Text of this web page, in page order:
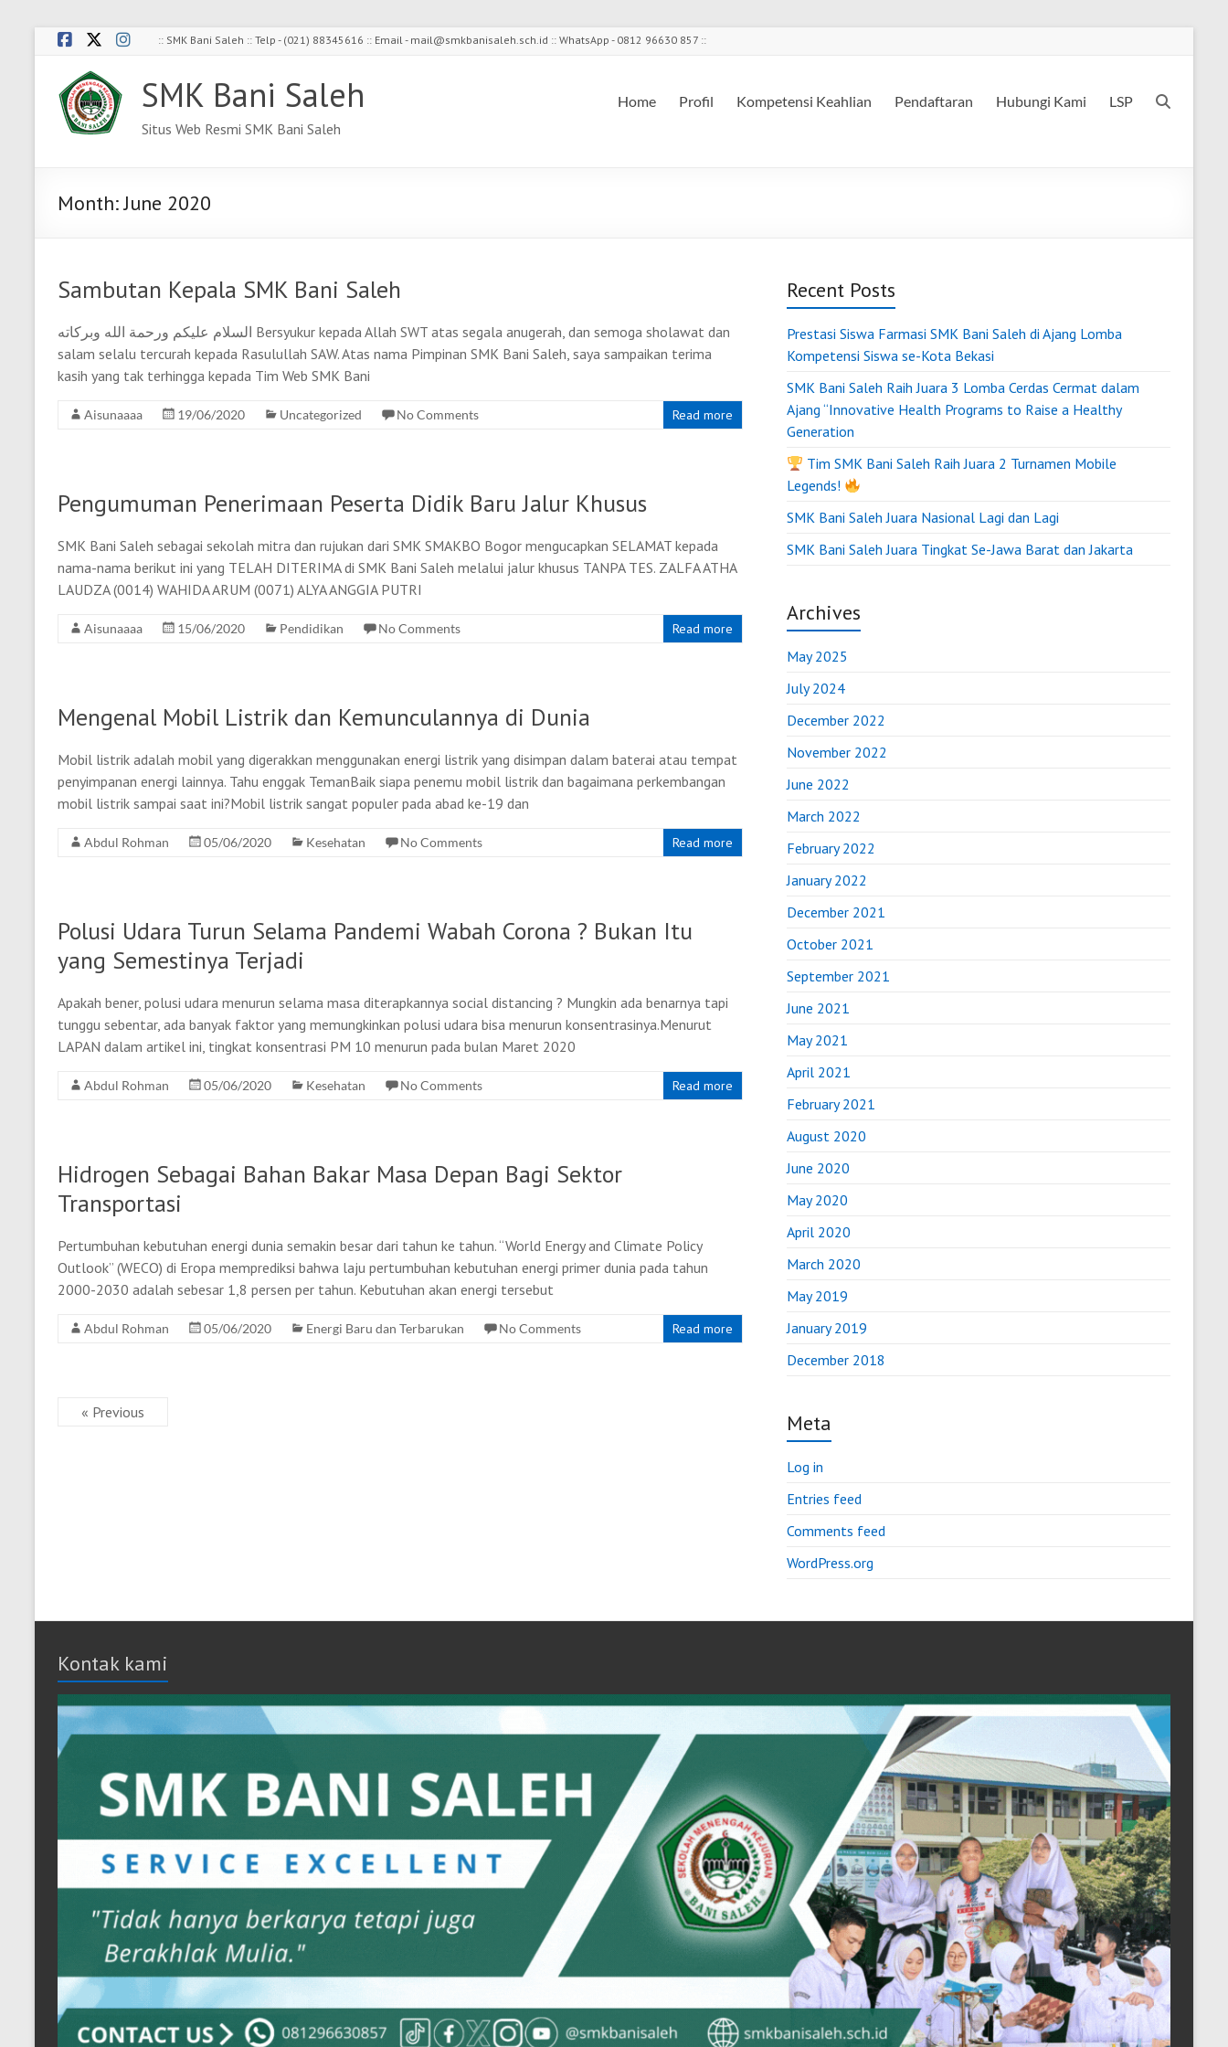
content
:: SMK Bani Saleh :: Telp - (021) 88345616 :: Email - mail@smkbanisaleh.sch.id :: WhatsApp - 0812 96630 857 ::
SMK Bani Saleh
Situs Web Resmi SMK Bani Saleh
Home Profil Kompetensi Keahlian Pendaftaran Hubungi Kami LSP
Month:June 2020
Sambutan Kepala SMK Bani Saleh
السلام عليكم ورحمة الله وبركاته Bersyukur kepada Allah SWT atas segala anugerah, dan semoga sholawat dan
salam selalu tercurah kepada Rasulullah SAW. Atas nama Pimpinan SMK Bani Saleh, saya sampaikan terima
kasih yang tak terhingga kepada Tim Web SMK Bani
Aisunaaaa 19/06/2020 Uncategorized No Comments Read more
Pengumuman Penerimaan Peserta Didik Baru Jalur Khusus
SMK Bani Saleh sebagai sekolah mitra dan rujukan dari SMK SMAKBO Bogor mengucapkan SELAMAT kepada
nama-nama berikut ini yang TELAH DITERIMA di SMK Bani Saleh melalui jalur khusus TANPA TES. ZALFA ATHA
LAUDZA (0014) WAHIDA ARUM (0071) ALYA ANGGIA PUTRI
Aisunaaaa 15/06/2020 Pendidikan No Comments Read more
Mengenal Mobil Listrik dan Kemunculannya di Dunia
Mobil listrik adalah mobil yang digerakkan menggunakan energi listrik yang disimpan dalam baterai atau tempat
penyimpanan energi lainnya. Tahu enggak TemanBaik siapa penemu mobil listrik dan bagaimana perkembangan
mobil listrik sampai saat ini?Mobil listrik sangat populer pada abad ke-19 dan
Abdul Rohman 05/06/2020 Kesehatan No Comments Read more
Polusi Udara Turun Selama Pandemi Wabah Corona ? Bukan Itu
yang Semestinya Terjadi
Apakah bener, polusi udara menurun selama masa diterapkannya social distancing ? Mungkin ada benarnya tapi
tunggu sebentar, ada banyak faktor yang memungkinkan polusi udara bisa menurun konsentrasinya.Menurut
LAPAN dalam artikel ini, tingkat konsentrasi PM 10 menurun pada bulan Maret 2020
Abdul Rohman 05/06/2020 Kesehatan No Comments Read more
Hidrogen Sebagai Bahan Bakar Masa Depan Bagi Sektor
Transportasi
Pertumbuhan kebutuhan energi dunia semakin besar dari tahun ke tahun. “World Energy and Climate Policy
Outlook” (WECO) di Eropa memprediksi bahwa laju pertumbuhan kebutuhan energi primer dunia pada tahun
2000-2030 adalah sebesar 1,8 persen per tahun. Kebutuhan akan energi tersebut
Abdul Rohman 05/06/2020 Energi Baru dan Terbarukan No Comments Read more
« Previous
Recent Posts
Prestasi Siswa Farmasi SMK Bani Saleh di Ajang Lomba
Kompetensi Siswa se-Kota Bekasi
SMK Bani Saleh Raih Juara 3 Lomba Cerdas Cermat dalam
Ajang “Innovative Health Programs to Raise a Healthy
Generation
Tim SMK Bani Saleh Raih Juara 2 Turnamen Mobile
Legends!
SMK Bani Saleh Juara Nasional Lagi dan Lagi
SMK Bani Saleh Juara Tingkat Se-Jawa Barat dan Jakarta
Archives
May 2025
July 2024
December 2022
November 2022
June 2022
March 2022
February 2022
January 2022
December 2021
October 2021
September 2021
June 2021
May 2021
April 2021
February 2021
August 2020
June 2020
May 2020
April 2020
March 2020
May 2019
January 2019
December 2018
Meta
Log in
Entries feed
Comments feed
WordPress.org
Kontak kami